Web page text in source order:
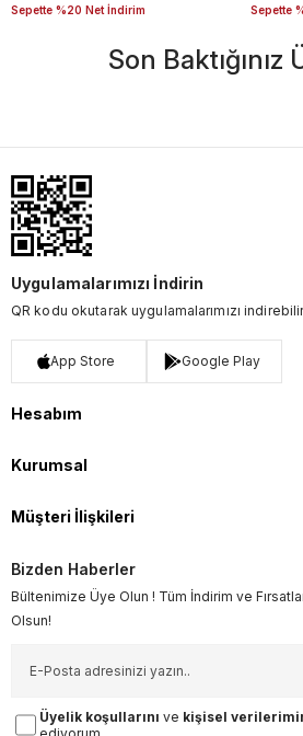
Sepette %20 Net İndirim Sepette
Son Baktığınız
Uygulamalarımızı İndirin
QR kodu okutarak uygulamalarımızı
App Store Google Play
Hesabım
Kurumsal
Müşteri İlişkileri
Bizden Haberler
Bültenimize Üye Olun ! Tüm İndirim ve
Olsun!
Üyelik koşullarını ve kişisel